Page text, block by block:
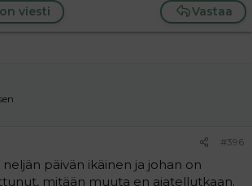
Vastaa
viesti
#396
päivän ikäinen ja johan on
mitään muuta en ajatellutkaan.